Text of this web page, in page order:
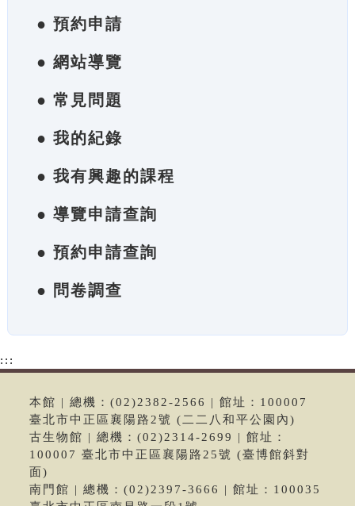
● 預約申請
● 網站導覽
● 常見問題
● 我的紀錄
● 我有興趣的課程
● 導覽申請查詢
● 預約申請查詢
● 問卷調查
:::
本館 | 總機：(02)2382-2566 | 館址：100007
臺北市中正區襄陽路2號 (二二八和平公園內)
古生物館 | 總機：(02)2314-2699 | 館址：
100007 臺北市中正區襄陽路25號 (臺博館斜對
面)
南門館 | 總機：(02)2397-3666 | 館址：100035